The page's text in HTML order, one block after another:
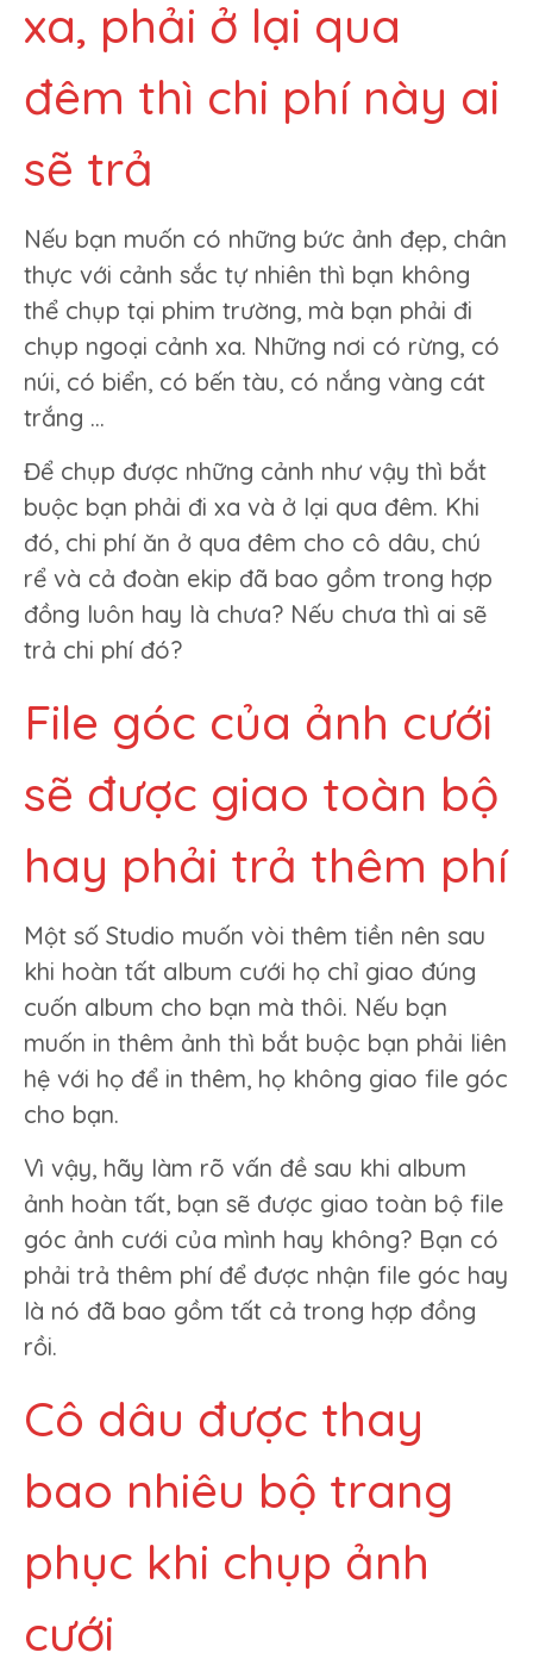
xa, phải ở lại qua
đêm thì chi phí này ai
sẽ trả
Nếu bạn muốn có những bức ảnh đẹp, chân
thực với cảnh sắc tự nhiên thì bạn không
thể chụp tại phim trường, mà bạn phải đi
chụp ngoại cảnh xa. Những nơi có rừng, có
núi, có biển, có bến tàu, có nắng vàng cát
trắng …
Để chụp được những cảnh như vậy thì bắt
buộc bạn phải đi xa và ở lại qua đêm. Khi
đó, chi phí ăn ở qua đêm cho cô dâu, chú
rể và cả đoàn ekip đã bao gồm trong hợp
đồng luôn hay là chưa? Nếu chưa thì ai sẽ
trả chi phí đó?
File góc của ảnh cưới
sẽ được giao toàn bộ
hay phải trả thêm phí
Một số Studio muốn vòi thêm tiền nên sau
khi hoàn tất album cưới họ chỉ giao đúng
cuốn album cho bạn mà thôi. Nếu bạn
muốn in thêm ảnh thì bắt buộc bạn phải liên
hệ với họ để in thêm, họ không giao file góc
cho bạn.
Vì vậy, hãy làm rõ vấn đề sau khi album
ảnh hoàn tất, bạn sẽ được giao toàn bộ file
góc ảnh cưới của mình hay không? Bạn có
phải trả thêm phí để được nhận file góc hay
là nó đã bao gồm tất cả trong hợp đồng
rồi.
Cô dâu được thay
bao nhiêu bộ trang
phục khi chụp ảnh
cưới